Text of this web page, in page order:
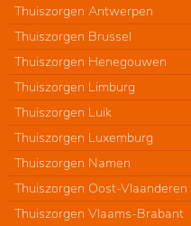
Thuiszorgen Antwerpen
Thuiszorgen Brussel
Thuiszorgen Henegouwen
Thuiszorgen Limburg
Thuiszorgen Luik
Thuiszorgen Luxemburg
Thuiszorgen Namen
Thuiszorgen Oost-Vlaanderen
Thuiszorgen Vlaams-Brabant